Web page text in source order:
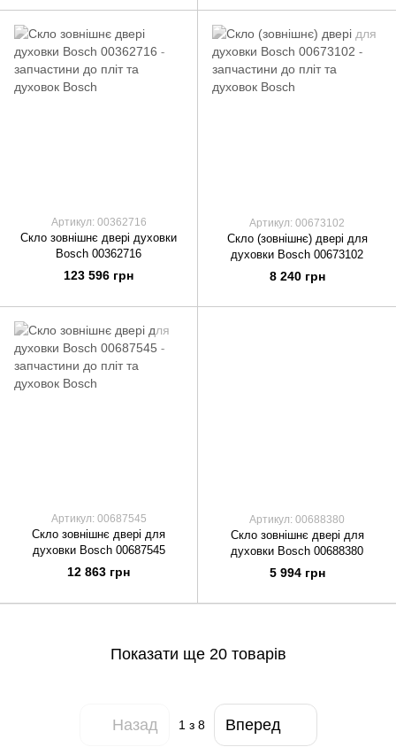
Артикул: 00362716
Скло зовнішнє двері духовки
Bosch 00362716
123 596 грн
Артикул: 00673102
Скло (зовнішнє) двері для
духовки Bosch 00673102
8 240 грн
Артикул: 00687545
Скло зовнішнє двері для
духовки Bosch 00687545
12 863 грн
Артикул: 00688380
Скло зовнішнє двері для
духовки Bosch 00688380
5 994 грн
Показати ще 20 товарів
Назад 1з 8 Вперед